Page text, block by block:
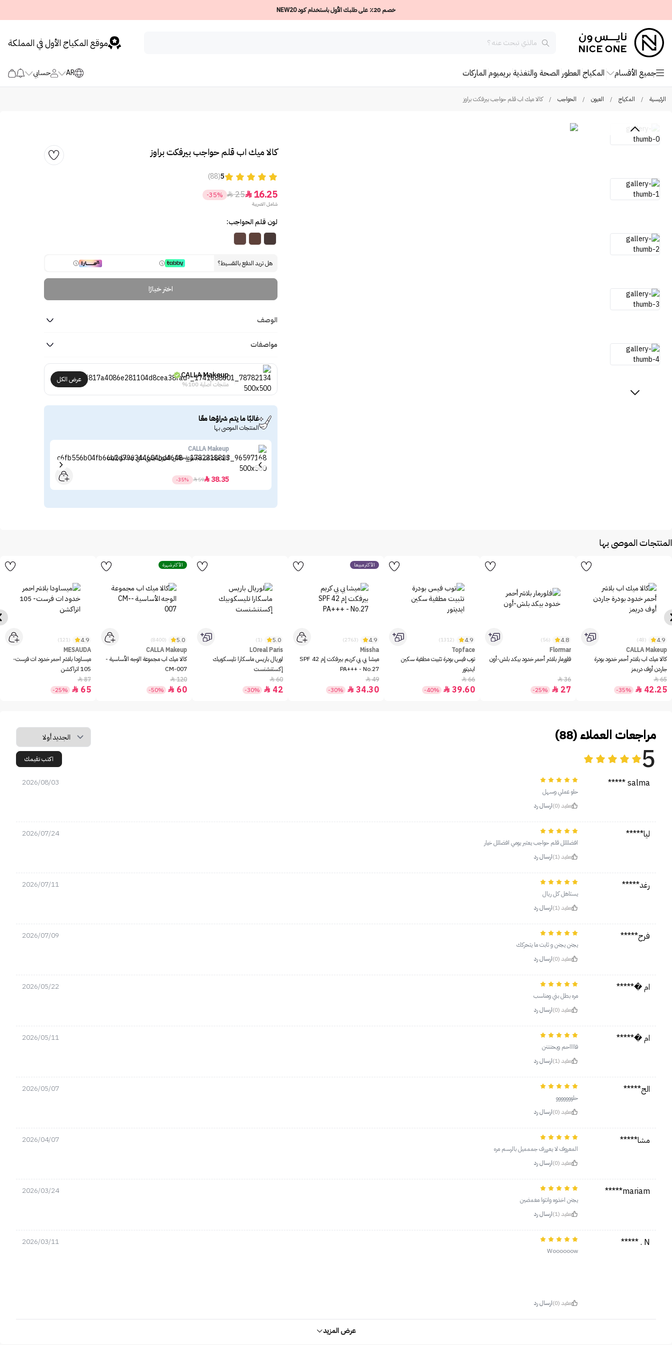
خصم 20٪ على طلبك الأول باستخدام كود NEW20
موقع المكياج الأول في المملكة
جميع الأقسام المكياج العطور الصحة والتغذية بريميوم الماركات AR حسابي
الرئيسية / المكياج / العيون / الحواجب / كالا ميك اب قلم حواجب بيرفكت براوز
كالا ميك اب قلم حواجب بيرفكت براوز
5
(88)
16.25

25

-35%
شامل الضريبة
لون قلم الحواجب:
هل تريد الدفع بالتقسيط؟
اختر خيارًا
الوصف
مواصفات
CALLA Makeup
منتجات أصلية 100%
عرض الكل
غالبًا ما يتم شراؤها معًا
المنتجات الموصى بها
CALLA Makeup
كالا ميك اب مجموعة ظلال العيون ايفري داي ايشادو باليت
38.35

59

-35%
المنتجات الموصى بها
4.9
(48)
CALLA Makeup
كالا ميك اب بلاشر أحمر خدود بودرة
جاردن أوف دريمز
65

42.25

-35%
4.8
(56)
Flormar
فلورمار بلاشر أحمر خدود بيكد بلش-أون
36

27

-25%
4.9
(1312)
Topface
توب فيس بودرة تثبيت مطفية سكين
ايديتور
66

39.60

-40%
الأكثر مبيعاً
4.9
(2763)
Missha
ميشا بي بي كريم بيرفكت إم SPF 42
PA+++ - No.27
49

34.30

-30%
5.0
(1)
LOreal Paris
لوريال باريس ماسكارا تليسكوبيك
إكستنشنست
60

42

-30%
الأكثر شهرة
5.0
(8400)
CALLA Makeup
كالا ميك اب مجموعة الوجه الأساسية -
CM-007
120

60

-50%
4.9
(121)
MESAUDA
ميساودا بلاشر احمر خدود ات فرست-
105 اتراكشن
87

65

-25%
مراجعات العملاء (88)
5 اكتب تقيمك
salma *****
2026/08/03
حلو عملي وسهل
مفيد (0)
ارسال رد
ليا***** 2026/07/24
افضلللل قلم حواجب يعتبر يومي افضللل خيار
مفيد (1)
ارسال رد
رغد***** 2026/07/11
يستاهل كل ريال
مفيد (1)
ارسال رد
فرح***** 2026/07/09
يجنن يجنن و ثابت ما يتحركك
مفيد (0)
ارسال رد
ام �***** 2026/05/22
مره بطل بني ومناسب
مفيد (0)
ارسال رد
ام �***** 2026/05/11
فااااحم ويحننننن
مفيد (1)
ارسال رد
الج***** 2026/05/07
حلووووووو
مفيد (0)
ارسال رد
مشا***** 2026/04/07
المعروف لا يعرررف جممميل بالرسم مره
مفيد (0)
ارسال رد
mariam*****
2026/03/24
يجنن اخذوه وانتوا مغمضين
مفيد (1)
ارسال رد
N . *****
2026/03/11
Woooooow
مفيد (0) ارسال رد
عرض المزيد